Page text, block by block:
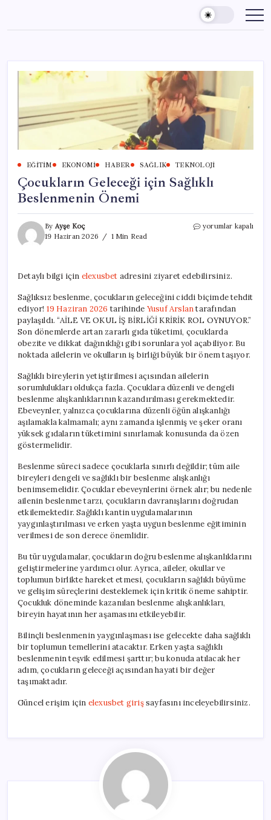
content
EĞITIM EKONOMI HABER SAĞLIK TEKNOLOJI
Çocukların Geleceği için Sağlıklı
Beslenmenin Önemi
By Ayşe Koç
19 Haziran 2026
1 Min Read
Çocukların
Önemi
yorumlar kapalı
Detaylı bilgi için elexusbet adresini ziyaret edebilirsiniz.
Sağlıksız beslenme, çocukların geleceğini ciddi biçimde tehdit
ediyor! 19 Haziran 2026tarihinde Yusuf Arslantarafından
paylaşıldı. “AİLE VE OKUL İŞ BİRLİĞİ KRİRİK ROL OYNUYOR.”
Son dönemlerde artan zararlı gıda tüketimi, çocuklarda
obezite ve dikkat dağınıklığı gibi sorunlara yol açabiliyor. Bu
noktada ailelerin ve okulların iş birliği büyük bir önem taşıyor.
Sağlıklı bireylerin yetiştirilmesi açısından ailelerin
sorumlulukları oldukça fazla. Çocuklara düzenli ve dengeli
beslenme alışkanlıklarının kazandırılması gerekmektedir.
Ebeveynler, yalnızca çocuklarına düzenli öğün alışkanlığı
aşılamakla kalmamalı; aynı zamanda işlenmiş ve şeker oranı
yüksek gıdaların tüketimini sınırlamak konusunda da özen
göstermelidir.
Beslenme süreci sadece çocuklarla sınırlı değildir; tüm aile
bireyleri dengeli ve sağlıklı bir beslenme alışkanlığı
benimsemelidir. Çocuklar ebeveynlerini örnek alır; bu nedenle
ailenin beslenme tarzı, çocukların davranışlarını doğrudan
etkilemektedir. Sağlıklı kantin uygulamalarının
yaygınlaştırılması ve erken yaşta uygun beslenme eğitiminin
verilmesi de son derece önemlidir.
Bu tür uygulamalar, çocukların doğru beslenme alışkanlıklarını
geliştirmelerine yardımcı olur. Ayrıca, aileler, okullar ve
toplumun birlikte hareket etmesi, çocukların sağlıklı büyüme
ve gelişim süreçlerini desteklemek için kritik öneme sahiptir.
Çocukluk döneminde kazanılan beslenme alışkanlıkları,
bireyin hayatının her aşamasını etkileyebilir.
Bilinçli beslenmenin yaygınlaşması ise gelecekte daha sağlıklı
bir toplumun temellerini atacaktır. Erken yaşta sağlıklı
beslenmenin teşvik edilmesi şarttır; bu konuda atılacak her
adım, çocukların geleceği açısından hayati bir değer
taşımaktadır.
Güncel erişim için elexusbet girişsayfasını inceleyebilirsiniz.